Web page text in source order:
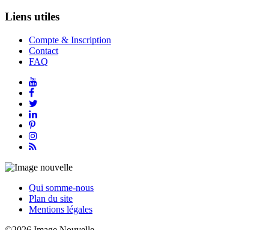
Liens utiles
Compte & Inscription
Contact
FAQ
Qui somme-nous
Plan du site
Mentions légales